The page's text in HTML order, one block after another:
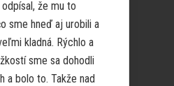
že mu to
sme hneď aj urobili a
kladná. Rýchlo a
sme sa dohodli
a bolo to. Takže nad